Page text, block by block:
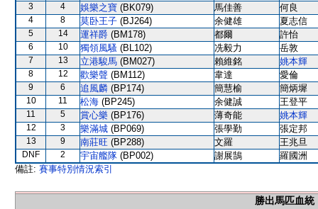
3 4 娛樂之寶 (BK079) 馬佳善 何良
4 8 莫卧王子 (BJ264) 余健雄 夏志信
5 14 運祥爵 (BM178) 都爾 許怡
6 10 獨領風騷 (BL102) 冼毅力 岳敦
7 13 立港駿馬 (BM027) 賴維銘 姚本輝
8 12 歡樂聲 (BM112) 韋達 愛倫
9 6 追風麟 (BP174) 簡慧榆 簡炳墀
10 11 松海 (BP245) 余健誠 王登平
11 5 賞心樂 (BP176) 薄奇能 姚本輝
12 3 樂滿城 (BP069) 張學勤 張定邦
13 9 南莊旺 (BP288) 文羅 王兆旦
DNF 2 宇宙艦隊 (BP002) 謝展鵠
羅國洲
備註: 賽事特別情況索引
勝出馬匹血統